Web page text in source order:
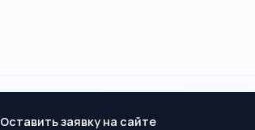
Оставить заявку на сайте